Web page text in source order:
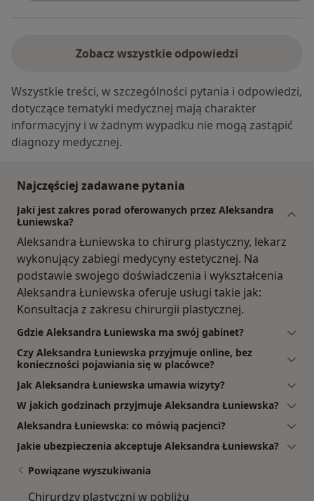
Zobacz wszystkie odpowiedzi
Wszystkie treści, w szczególności pytania i odpowiedzi,
dotyczące tematyki medycznej mają charakter
informacyjny i w żadnym wypadku nie mogą zastąpić
diagnozy medycznej.
Najczęściej zadawane pytania
Jaki jest zakres porad oferowanych przez Aleksandra
Łuniewska?
Aleksandra Łuniewska to chirurg plastyczny, lekarz
wykonujący zabiegi medycyny estetycznej. Na
podstawie swojego doświadczenia i wykształcenia
Aleksandra Łuniewska oferuje usługi takie jak:
Konsultacja z zakresu chirurgii plastycznej.
Gdzie Aleksandra Łuniewska ma swój gabinet?
Czy Aleksandra Łuniewska przyjmuje online, bez
konieczności pojawiania się w placówce?
Jak Aleksandra Łuniewska umawia wizyty?
W jakich godzinach przyjmuje Aleksandra Łuniewska?
Aleksandra Łuniewska: co mówią pacjenci?
Jakie ubezpieczenia akceptuje Aleksandra Łuniewska?
Powiązane wyszukiwania
Chirurdzy plastyczni w pobliżu